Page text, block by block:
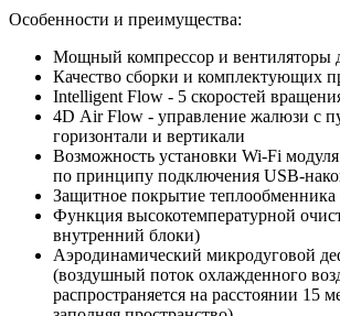
Особенности и преимущества:
Мощный компрессор и вентиляторы
Качество сборки и комплектующих
Intelligent Flow - 5 скоростей
4D Air Flow - управление жалюзи с
горизонтали и вертикали
Возможность установки Wi-Fi модуля
по принципу подключения USB-
Защитное покрытие теплообменника
Функция высокотемпературной
внутренний блоки)
Аэродинамический микродуговой
(воздушный поток охлажденного
распространяется на расстоянии 15